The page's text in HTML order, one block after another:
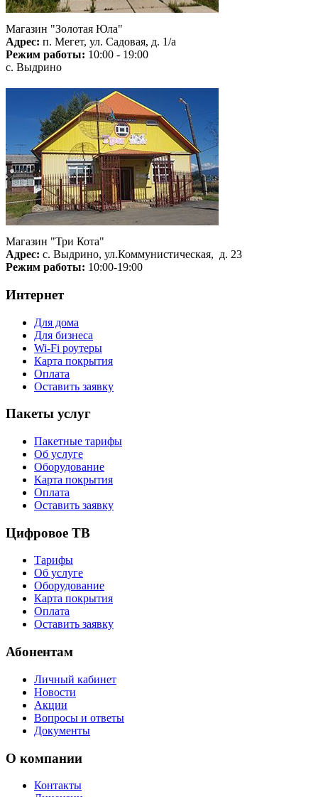
Магазин "Золотая Юла"
Адрес: п. Мегет, ул. Садовая, д. 1/а
Режим работы: 10:00 - 19:00
с. Выдрино
Магазин "Три Кота"
Адрес: с. Выдрино, ул.Коммунистическая, д. 23
Режим работы: 10:00-19:00
Интернет
Для дома
Для бизнеса
Wi-Fi роутеры
Карта покрытия
Оплата
Оставить заявку
Пакеты услуг
Пакетные тарифы
Об услуге
Оборудование
Карта покрытия
Оплата
Оставить заявку
Цифровое ТВ
Тарифы
Об услуге
Оборудование
Карта покрытия
Оплата
Оставить заявку
Абонентам
Личный кабинет
Новости
Акции
Вопросы и ответы
Документы
О компании
Контакты